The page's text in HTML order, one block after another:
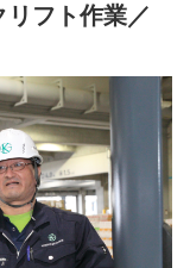
作業をお願いしま
製品をピッキング
！
作業をすることが
してオシゴトがで
フト作業／